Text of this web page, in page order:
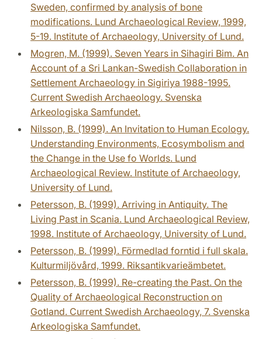
Sweden, confirmed by analysis of bone
modifications. Lund Archaeological Review, 1999,
5-19. Institute of Archaeology, University of Lund.
Mogren, M. (1999). Seven Years in Sihagiri Bim. An
Account of a Sri Lankan-Swedish Collaboration in
Settlement Archaeology in Sigiriya 1988-1995.
Current Swedish Archaeology. Svenska
Arkeologiska Samfundet.
Nilsson, B. (1999). An Invitation to Human Ecology.
Understanding Environments, Ecosymbolism and
the Change in the Use fo Worlds. Lund
Archaeological Review. Institute of Archaeology,
University of Lund.
Petersson, B. (1999). Arriving in Antiquity. The
Living Past in Scania. Lund Archaeological Review,
1998. Institute of Archaeology, University of Lund.
Petersson, B. (1999). Förmedlad forntid i full skala.
Kulturmiljövård, 1999. Riksantikvarieämbetet.
Petersson, B. (1999). Re-creating the Past. On the
Quality of Archaeological Reconstruction on
Gotland. Current Swedish Archaeology, 7. Svenska
Arkeologiska Samfundet.